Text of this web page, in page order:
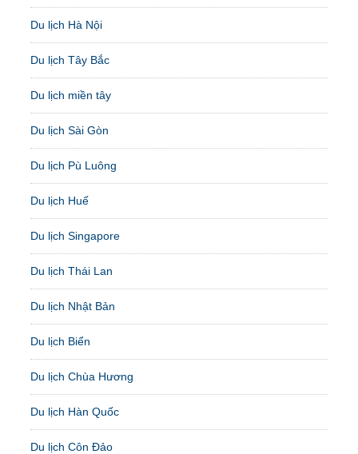
Du lịch Hà Nội
Du lịch Tây Bắc
Du lịch miền tây
Du lịch Sài Gòn
Du lịch Pù Luông
Du lịch Huế
Du lịch Singapore
Du lịch Thái Lan
Du lịch Nhật Bản
Du lịch Biển
Du lịch Chùa Hương
Du lịch Hàn Quốc
Du lịch Côn Đảo